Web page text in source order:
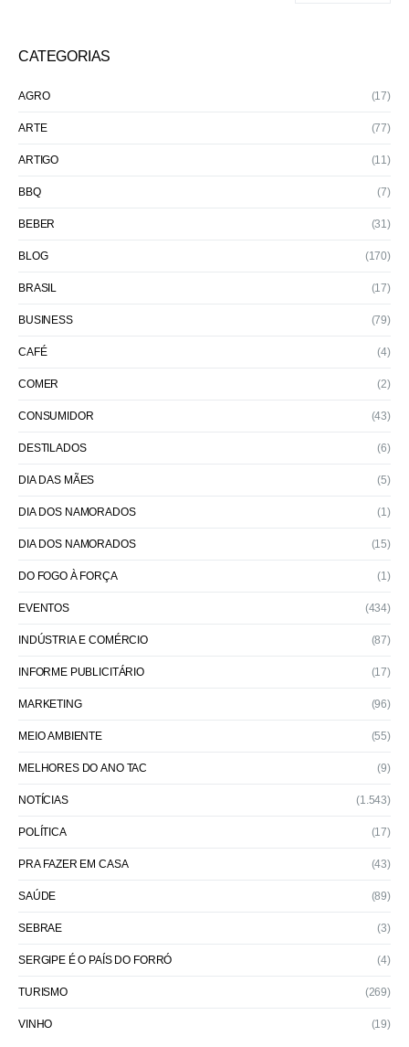
CATEGORIAS
AGRO (17)
ARTE (77)
ARTIGO (11)
BBQ (7)
BEBER (31)
BLOG (170)
BRASIL (17)
BUSINESS (79)
CAFÉ (4)
COMER (2)
CONSUMIDOR (43)
DESTILADOS (6)
DIA DAS MÃES (5)
DIA DOS NAMORADOS (1)
DIA DOS NAMORADOS (15)
DO FOGO À FORÇA (1)
EVENTOS (434)
INDÚSTRIA E COMÉRCIO (87)
INFORME PUBLICITÁRIO (17)
MARKETING (96)
MEIO AMBIENTE (55)
MELHORES DO ANO TAC (9)
NOTÍCIAS (1.543)
POLÍTICA (17)
PRA FAZER EM CASA (43)
SAÚDE (89)
SEBRAE (3)
SERGIPE É O PAÍS DO FORRÓ (4)
TURISMO (269)
VINHO (19)